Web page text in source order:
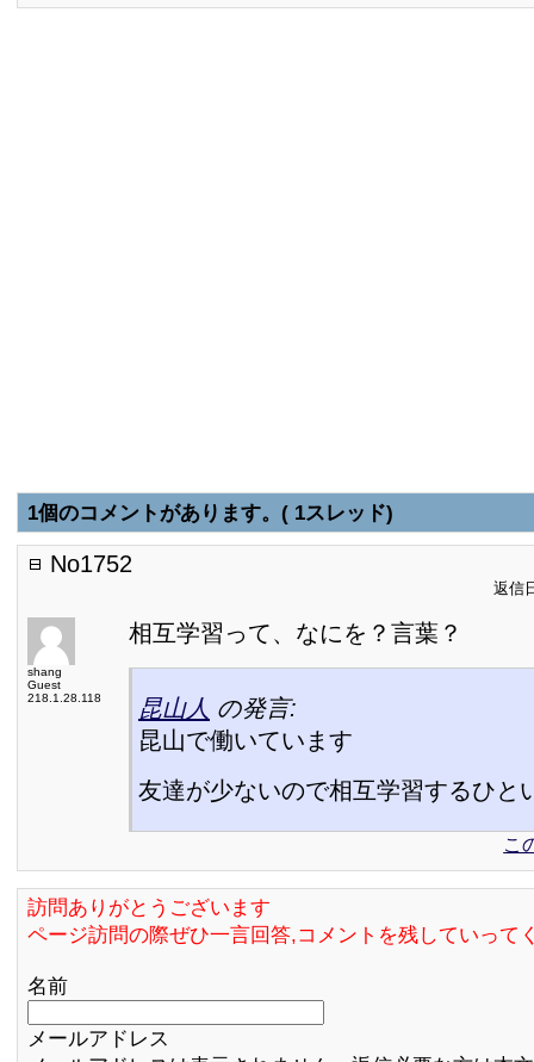
1個のコメントがあります。( 1スレッド)
No1752
返信
shang
Guest
218.1.28.118
相互学習って、なにを？言葉？
昆山人 の発言:
昆山で働いています
友達が少ないので相互学習するひと
こ
訪問ありがとうございます
ページ訪問の際ぜひ一言回答,コメントを残していって
名前
メールアドレス